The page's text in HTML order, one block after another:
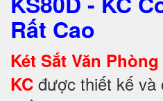
Rất Cao
Két Sắt Văn
KC được thiết kế và